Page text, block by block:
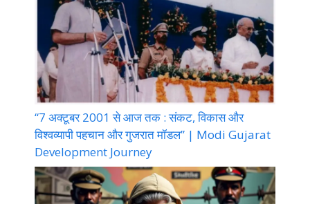
“7 अक्टूबर 2001 से आज तक : संकट, विकास और
विश्वव्यापी पहचान और गुजरात मॉडल” | Modi Gujarat
Development Journey